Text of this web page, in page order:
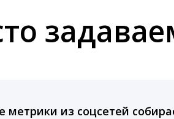
метрики из соцсетей